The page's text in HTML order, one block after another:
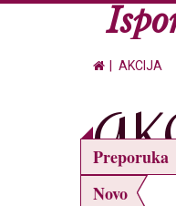
AKCIJA
Novo
Preporuka